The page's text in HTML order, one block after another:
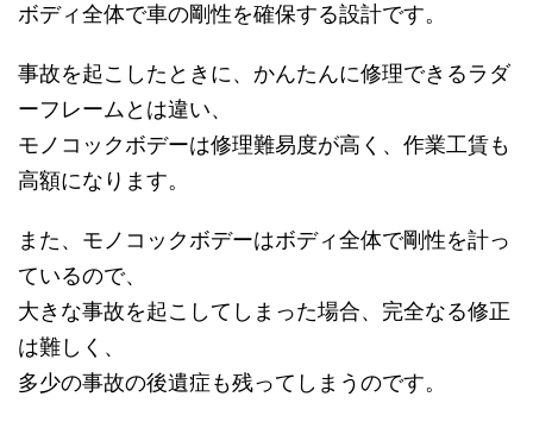
ボディ全体で車の剛性を確保する設計です。
事故を起こしたときに、かんたんに修理できるラダ
ーフレームとは違い、
モノコックボデーは修理難易度が高く、作業工賃も
高額になります。
また、モノコックボデーはボディ全体で剛性を計っ
ているので、
大きな事故を起こしてしまった場合、完全なる修正
は難しく、
多少の事故の後遺症も残ってしまうのです。